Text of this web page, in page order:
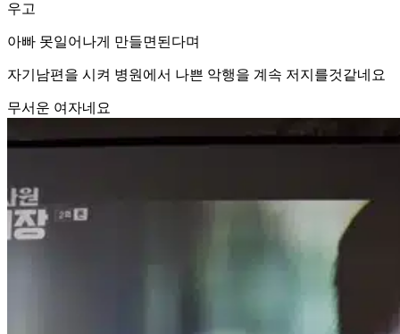
우고
아빠 못일어나게 만들면된다며
자기남편을 시켜 병원에서 나쁜 악행을 계속 저지를것같네요
무서운 여자네요